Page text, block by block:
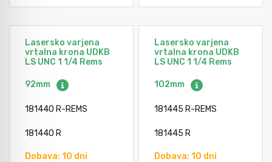
Lasersko varjena
vrtalna krona UDKB
LS UNC 1 1/4 Rems
92mm
181440 R-REMS
181440 R
Dobava: 10 dni
Lasersko varjena
vrtalna krona UDKB
LS UNC 1 1/4 Rems
102mm
181445 R-REMS
181445 R
Dobava: 10 dni